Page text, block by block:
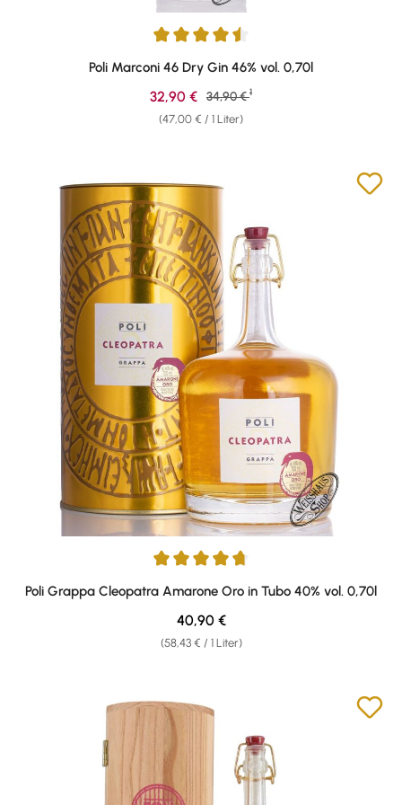
Durchschnittliche Bewertung von 4.57 von 5 Sternen
Poli Marconi 46 Dry Gin 46% vol. 0,70l
(47,00 € / 1 Liter)
Verkaufspreis:
32,90 € Regulärer Preis:
34,90 € 1
Durchschnittliche Bewertung von 4.86 von 5 Sternen
Poli Grappa Cleopatra Amarone Oro in Tubo 40% vol. 0,70l
(58,43 € / 1 Liter)
Regulärer Preis:
40,90 €